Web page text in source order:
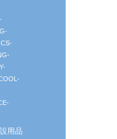
用品